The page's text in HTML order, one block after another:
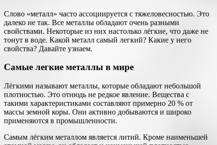
Слово «металл» часто ассоциируется с тяжеловесностью. Это
далеко не так. Все металлы обладают очень разными
свойствами. Некоторые из них настолько лёгкие, что даже не
тонут в воде. Какой металл самый легкий? Какие у него
свойства? Давайте узнаем.
Самые легкие металлы в мире
Лёгкими называют металлы, которые обладают небольшой
плотностью. Это отнюдь не редкое явление. Вещества с
такими характеристиками составляют примерно 20 % от
массы земной коры. Они активно добываются и широко
применяются в промышленности.
Самым лёгким металлом является литий. Кроме наименьшей